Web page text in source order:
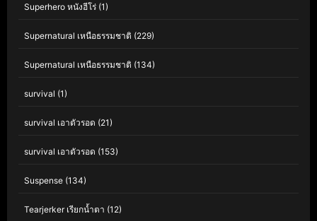
Superhero หนังฮีโร่ (1)
Supernatural เหนือธรรมชาติ (229)
Supernatural เหนือธรรมชาติ (134)
survival (1)
survival เอาตัวรอด (21)
survival เอาตัวรอด (153)
Suspense (134)
Tearjerker เรียกน้ำตา (12)